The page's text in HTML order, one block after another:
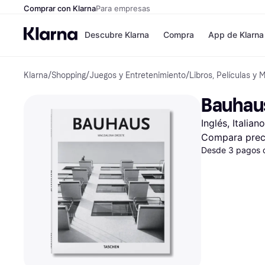
Comprar con KlarnaPara empresas
Descubre Klarna
Formas de pago
Paga ahora
Paga en 3 plazos
Paga en 30 días
Financiación
Klarna en Apple
Compra
Tiendas
Shein
Zalando
Zara
JD Sports
App de Klarna
Klarna/Shopping/Juegos y Entretenimiento/Libros, Películas y
Inglés,
Compara
Desde 3 pagos